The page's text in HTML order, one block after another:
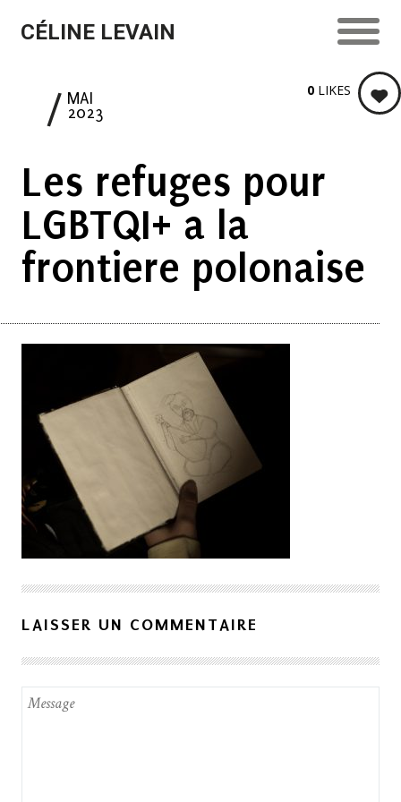
CÉLINE LEVAIN
MAI
2023
Les refuges pour
LGBTQI+ a la
frontiere polonaise
0 LIKES
LAISSER UN COMMENTAIRE